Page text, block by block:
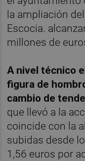
la ampliación
Escocia.
millones de
A nivel técnico
figura de
cambio de
que llevó a la
coincide con la
subidas desde
1,56 euros por